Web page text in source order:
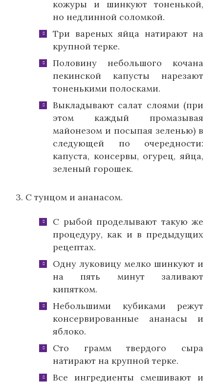
кожуры и шинкуют тоненькой,
но недлинной соломкой.
Три вареных яйца натирают на
крупной терке.
Половину небольшого кочана
пекинской капусты нарезают
тоненькими полосками.
Выкладывают салат слоями (при
этом каждый промазывая
майонезом и посыпая зеленью) в
следующей по очередности:
капуста, консервы, огурец, яйца,
зеленый горошек.
3. С тунцом и ананасом.
С рыбой проделывают такую же
процедуру, как и в предыдущих
рецептах.
Одну луковицу мелко шинкуют и
на пять минут заливают
кипятком.
Небольшими кубиками режут
консервированные ананасы и
яблоко.
Сто грамм твердого сыра
натирают на крупной терке.
Все ингредиенты смешивают и